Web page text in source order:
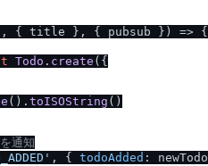
{ title }, { pubsub }) => {
Todo . create ({
(). toISOString ()
通知
, { todoAdded :